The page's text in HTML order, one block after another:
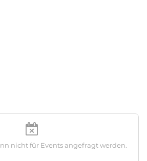
nicht für Events angefragt werden.